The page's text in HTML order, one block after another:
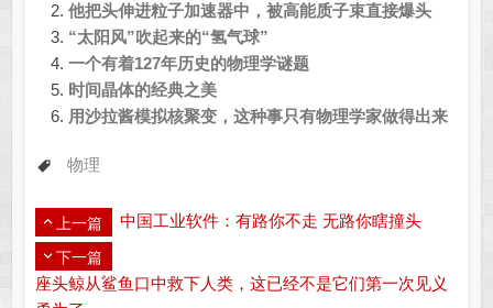
他把头伸进粒子加速器中，被高能质子束直接爆头
“太阳风”吹起来的“氢气球”
一个有着127年历史的物理学谜题
时间晶体的经典之美
用沙拉酱模拟核聚变，这种事只有物理学家做得出来
物理
上一篇 中国工业软件：有路你不走 无路你瞎撞头
下一篇
座头鲸从鲨鱼口中救下人类，这已经不是它们第一次见义